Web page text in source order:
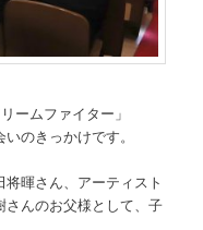
ームファイター」
のきっかけです。
暉さん、アーティスト
んのお父様として、子